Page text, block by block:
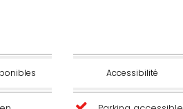
Accessibilité